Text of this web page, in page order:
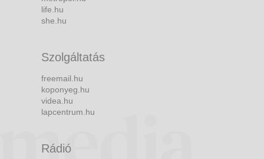
life.hu
she.hu
Szolgáltatás
freemail.hu
koponyeg.hu
videa.hu
lapcentrum.hu
Rádió